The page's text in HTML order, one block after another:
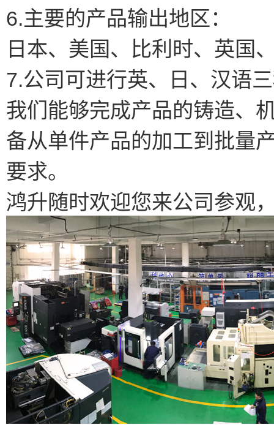
6.主要的产品输出地区：
日本、美国、比利时、英国
7.公司可进行英、日、汉语
我们能够完成产品的铸造、
备从单件产品的加工到批量
要求。
鸿升随时欢迎您来公司参观